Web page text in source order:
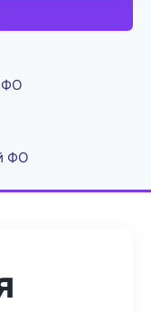
ФО
ФО